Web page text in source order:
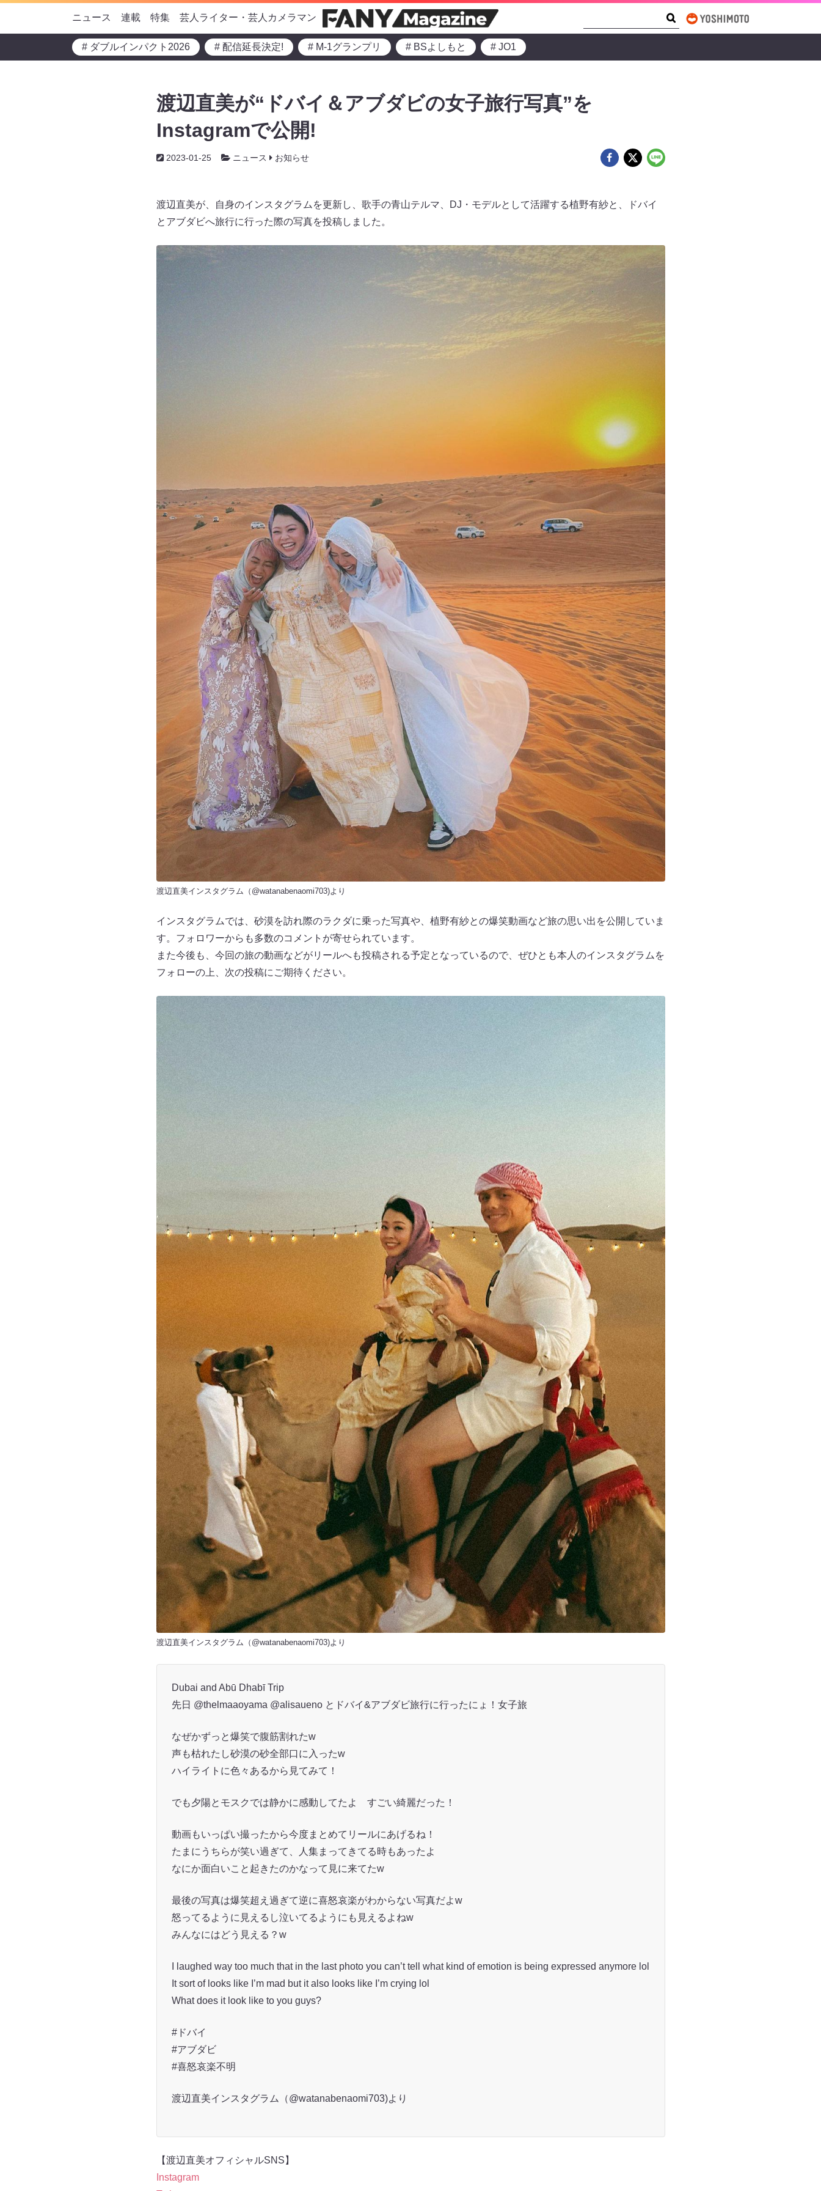
ニュース 連載 特集 芸人ライター・芸人カメラマン
# ダブルインパクト2026 # 配信延長決定! # M-1グランプリ # BSよしもと # JO1
渡辺直美が“ドバイ＆アブダビの女子旅行写真”を
Instagramで公開!
2023-01-25 ニュース お知らせ
渡辺直美が、自身のインスタグラムを更新し、歌手の青山テルマ、DJ・モデルとして活躍する植野有紗と、ドバイ
とアブダビへ旅行に行った際の写真を投稿しました。
渡辺直美インスタグラム（ @watanabenaomi703)より
インスタグラムでは、砂漠を訪れ際のラクダに乗った写真や、植野有紗との爆笑動画など旅の思い出を公開していま
す。フォロワーからも多数のコメントが寄せられています。
また今後も、今回の旅の動画などがリールへも投稿される予定となっているので、ぜひとも本人のインスタグラムを
フォローの上、次の投稿にご期待ください。
渡辺直美インスタグラム（ @watanabenaomi703)より
Dubai and Abū Dhabī Trip
先日 @thelmaaoyama @alisaueno とドバイ&アブダビ旅行に行ったにょ！女子旅
なぜかずっと爆笑で腹筋割れたw
声も枯れたし砂漠の砂全部口に入ったw
ハイライトに色々あるから見てみて！
でも夕陽とモスクでは静かに感動してたよ すごい綺麗だった！
動画もいっぱい撮ったから今度まとめてリールにあげるね！
たまにうちらが笑い過ぎて、人集まってきてる時もあったよ
なにか面白いこと起きたのかなって見に来てたw
最後の写真は爆笑超え過ぎて逆に喜怒哀楽がわからない写真だよw
怒ってるように見えるし泣いてるようにも見えるよねw
みんなにはどう見える？w
I laughed way too much that in the last photo you can’t tell what kind of emotion is being expressed anymore lol
It sort of looks like I’m mad but it also looks like I’m crying lol
What does it look like to you guys?
#ドバイ
#アブダビ
#喜怒哀楽不明
渡辺直美インスタグラム（@watanabenaomi703)より
【渡辺直美オフィシャルSNS】
Instagram